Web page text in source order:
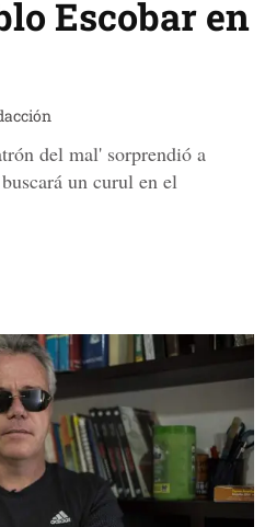
Escobar en
del mal' sorprendió a
un curul en el